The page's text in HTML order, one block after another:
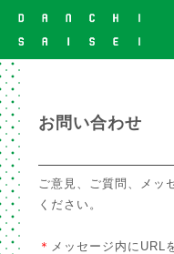
お問い合わせ
ご意見、ご質問、メッ
ください。
＊ メッセージ内にURL